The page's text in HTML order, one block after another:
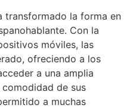
transformado la forma en
Con la
móviles, las
ofreciendo a los
a una amplia
de sus
a muchas